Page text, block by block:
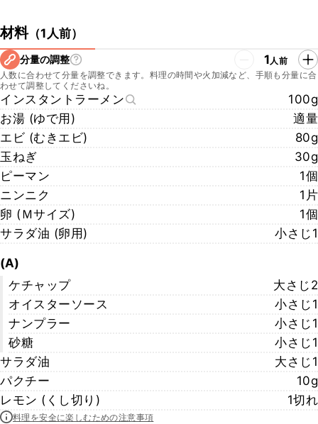
材料（1人前）
分量の調整 1人前
人数に合わせて分量を調整できます。料理の時間や火加減など、手順も分量に合
わせて調整してくださいね。
インスタントラーメン
100g
お湯 (ゆで用)
適量
エビ (むきエビ)
80g
玉ねぎ
30g
ピーマン
1個
ニンニク
1片
卵 (Ｍサイズ)
1個
サラダ油 (卵用)
小さじ1
(A)
ケチャップ
大さじ2
オイスターソース
小さじ1
ナンプラー
小さじ1
砂糖
小さじ1
サラダ油
大さじ1
パクチー
10g
レモン (くし切り)
1切れ
料理を安全に楽しむための注意事項